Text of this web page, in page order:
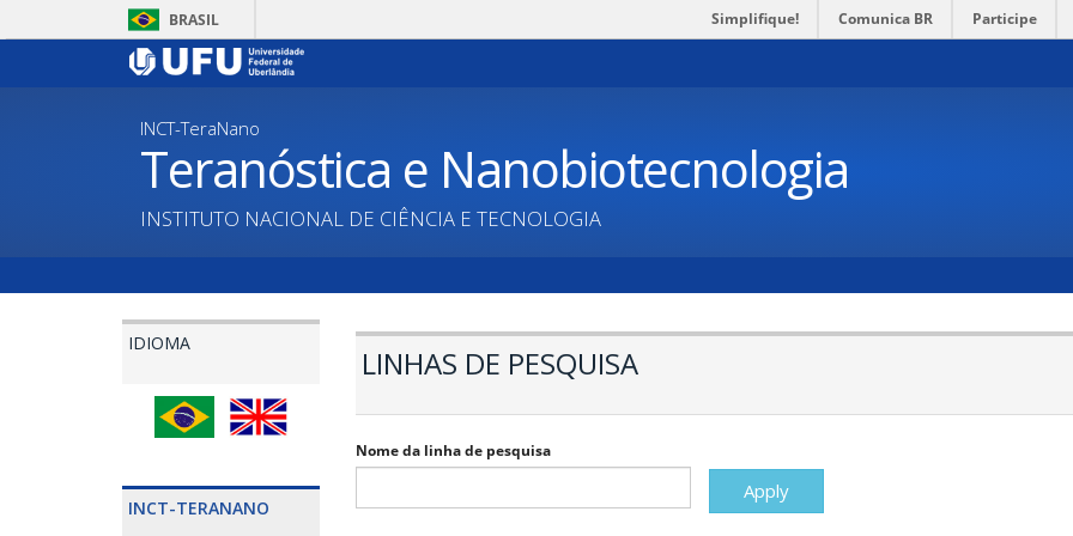
to
BRASIL Simplifique! Comunica BR Participe
INCT-TeraNano
Teranóstica e Nanobiotecnologia
INSTITUTO NACIONAL DE CIÊNCIA E TECNOLOGIA
IDIOMA
INCT-TERANANO
LINHAS DE PESQUISA
Nome da linha de pesquisa
Apply